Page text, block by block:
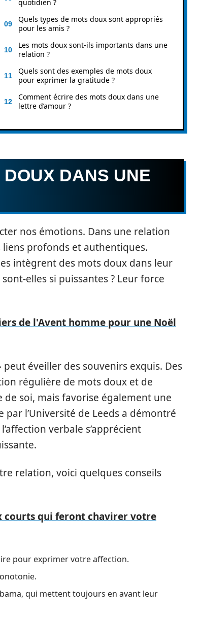
quotidien ?
Quels types de mots doux sont appropriés
pour les amis ?
Les mots doux sont-ils importants dans une
relation ?
Quels sont des exemples de mots doux
pour exprimer la gratitude ?
Comment écrire des mots doux dans une
lettre d’amour ?
DANS UNE
nos émotions. Dans une relation
profonds et authentiques.
intègrent des mots doux dans leur
elles si puissantes ? Leur force
de l'Avent homme pour une Noël
éveiller des souvenirs exquis. Des
régulière de mots doux et de
soi, mais favorise également une
l’Université de Leeds a démontré
verbale s’apprécient
relation, voici quelques conseils
courts qui feront chavirer votre
pour exprimer votre affection.
qui mettent toujours en avant leur